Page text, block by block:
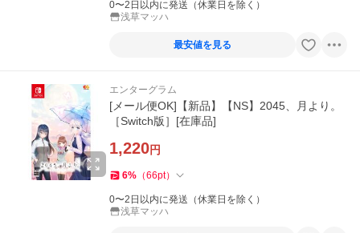
0〜2日以内に発送（休業日を除く）
浅草マッハ
最安値を見る
エンターグラム
[メール便OK]【新品】【NS】2045、月より。
［Switch版］[在庫品]
1,220円
6% （66pt）
0〜2日以内に発送（休業日を除く）
浅草マッハ